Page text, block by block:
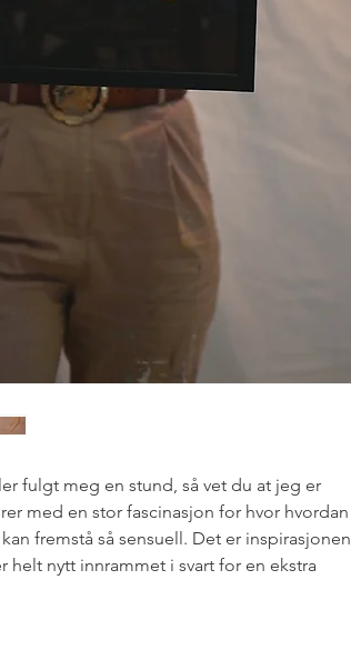
fulgt meg en stund, så vet du at jeg er
med en stor fascinasjon for hvor hvordan
fremstå så sensuell. Det er inspirasjonen
helt nytt innrammet i svart for en ekstra